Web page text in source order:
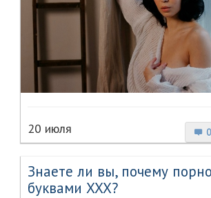
0
20 июля
Знаете ли вы, почему
буквами XXX?